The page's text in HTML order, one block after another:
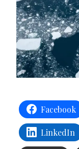
Facebook
LinkedIn